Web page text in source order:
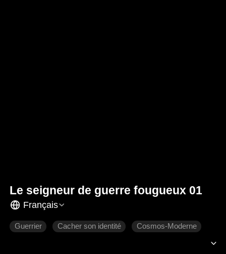
Le seigneur de guerre fougueux 01
Français
Guerrier Cacher son identité Cosmos-Moderne